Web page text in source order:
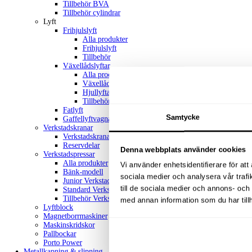
Samtycke
Denna webbplats använder cookies
Vi använder enhetsidentifierare för
sociala medier och analysera vår
till de sociala medier och annons-
med annan information som du har
Tillbehör BVA
Tillbehör cylindrar
Lyft
Frihjulslyft
Alla produkter
Frihjulslyft
Tillbehör
Växellådslyftar
Alla produkter
Växellådslyftar
Hjullyftar
Tillbehör
Fatlyft
Gaffellyftvagnar
Verkstadskranar
Verkstadskranar
Reservdelar
Verkstadspressar
Alla produkter
Bänk-modell
Junior Verkstadspress
Standard Verkstadspress
Tillbehör Verkstadspressar
Lyftblock
Magnetborrmaskiner
Maskinskridskor
Pallbockar
Porto Power